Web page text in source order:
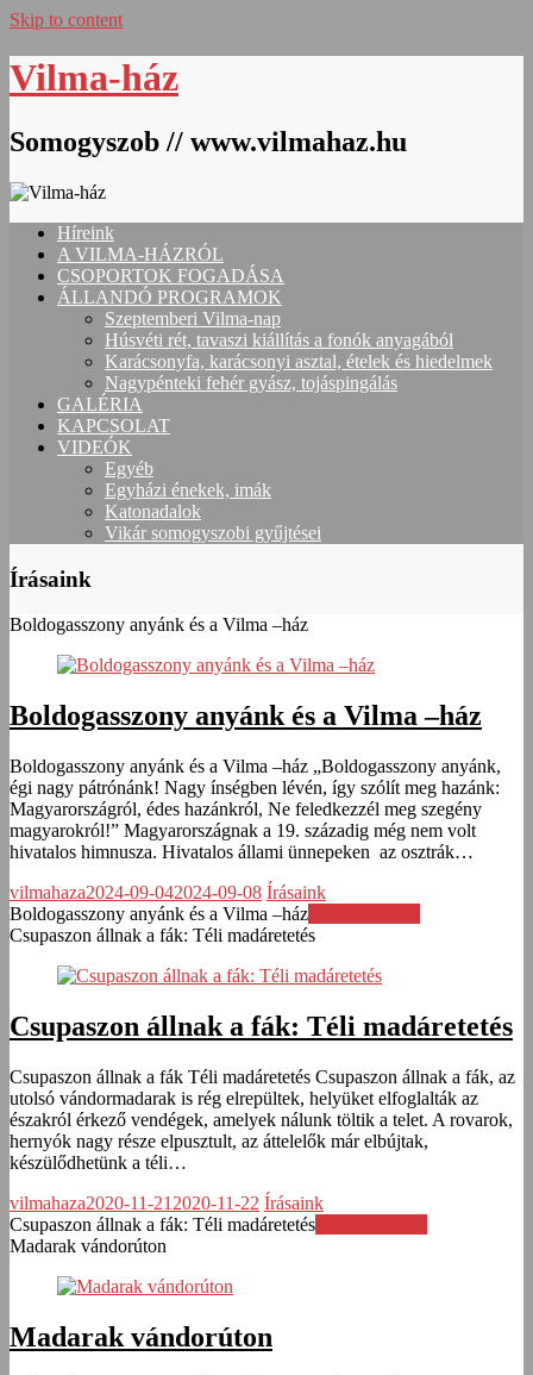
Skip to content
Vilma-ház
Somogyszob // www.vilmahaz.hu
Híreink
A VILMA-HÁZRÓL
CSOPORTOK FOGADÁSA
ÁLLANDÓ PROGRAMOK
Szeptemberi Vilma-nap
Húsvéti rét, tavaszi kiállítás a fonók anyagából
Karácsonyfa, karácsonyi asztal, ételek és hiedelmek
Nagypénteki fehér gyász, tojáspingálás
GALÉRIA
KAPCSOLAT
VIDEÓK
Egyéb
Egyházi énekek, imák
Katonadalok
Vikár somogyszobi gyűjtései
Írásaink
Boldogasszony anyánk és a Vilma –ház
Boldogasszony anyánk és a Vilma –ház
Boldogasszony anyánk és a Vilma –ház „Boldogasszony anyánk,
égi nagy pátrónánk! Nagy ínségben lévén, így szólít meg hazánk:
Magyarországról, édes hazánkról, Ne feledkezzél meg szegény
magyarokról!” Magyarországnak a 19. századig még nem volt
hivatalos himnusza. Hivatalos állami ünnepeken az osztrák…
vilmahaza2024-09-042024-09-08 Írásaink
Boldogasszony anyánk és a Vilma –ház
Csupaszon állnak a fák: Téli madáretetés
Csupaszon állnak a fák: Téli madáretetés
Csupaszon állnak a fák Téli madáretetés Csupaszon állnak a fák, az
utolsó vándormadarak is rég elrepültek, helyüket elfoglalták az
északról érkező vendégek, amelyek nálunk töltik a telet. A rovarok,
hernyók nagy része elpusztult, az áttelelők már elbújtak,
készülődhetünk a téli…
vilmahaza2020-11-21 2020-11-22 Írásaink
Csupaszon állnak a fák: Téli madáretetés
Madarak vándorúton
Madarak vándorúton